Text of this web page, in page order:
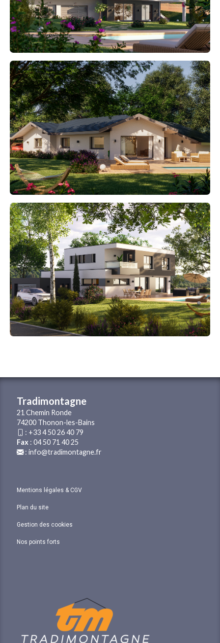
Tradimontagne
21 Chemin Ronde
74200 Thonon-les-Bains
: +33 4 50 26 40 79
Fax : 04 50 71 40 25
: info@tradimontagne.fr
Mentions légales & CGV
Plan du site
Gestion des cookies
Nos points forts